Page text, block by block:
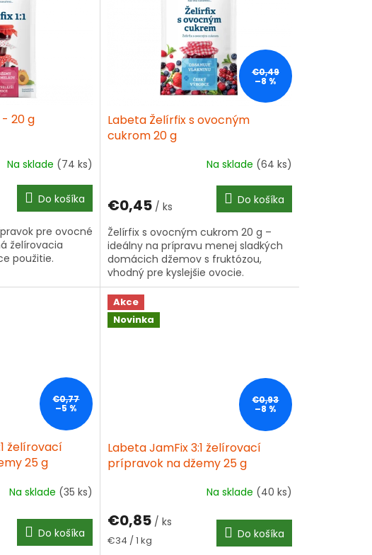
- 20 g
Na sklade (74 ks)
Do košíka
pre ovocné
želírovacia
použitie.
€0,49
–8 %
Labeta Želírfix s ovocným
cukrom 20 g
Na sklade (64 ks)
€0,45 / ks Do košíka
Želírfix s ovocným cukrom 20 g –
ideálny na prípravu menej sladkých
domácich džemov s fruktózou,
vhodný pre kyslejšie ovocie.
€0,77
–5 %
želírovací
25 g
Na sklade (35 ks)
Do košíka
Akce
Novinka
€0,93
–8 %
Labeta JamFix 3:1 želírovací
prípravok na džemy 25 g
Na sklade (40 ks)
€0,85 / ks
Jednotková
€34 / 1 kg Do košíka